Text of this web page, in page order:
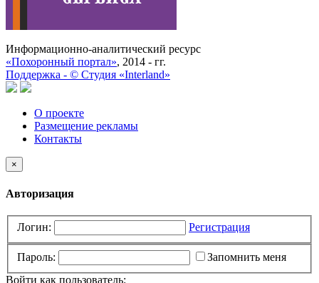
Информационно-аналитический ресурс
«Похоронный портал», 2014 - гг.
Поддержка - © Cтудия «Interland»
О проекте
Размещение рекламы
Контакты
×
Авторизация
Логин: Регистрация
Пароль:
Запомнить меня
Войти как пользователь: